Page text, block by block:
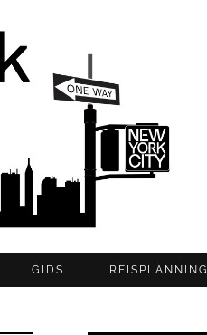
GIDS REISPLANNING